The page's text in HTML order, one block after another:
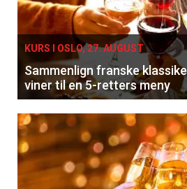
KURS I OSLO, 27. AUGUST
Sammenlign franske
viner til en 5-retters meny